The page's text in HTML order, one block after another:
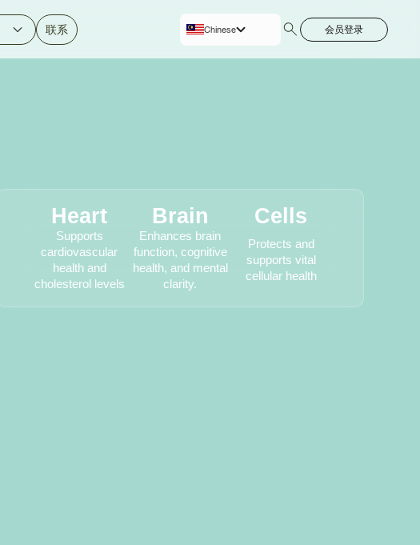
Heart
Supports
cardiovascular
health and
cholesterol levels
Brain
Enhances brain
function, cognitive
health, and mental
clarity.
Cells
Protects and
supports vital
cellular health
联系 Chinese 会员登录